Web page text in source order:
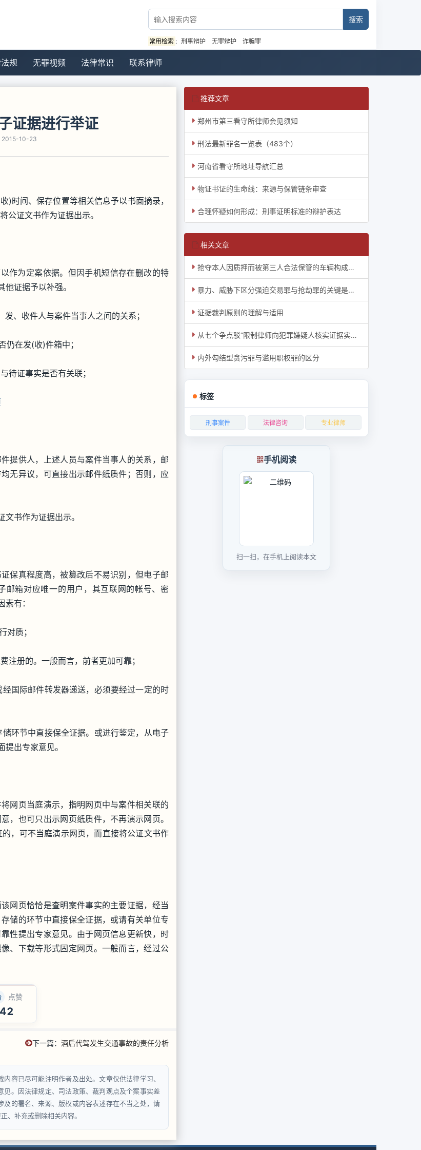
常用检索 : 刑事辩护 无罪辩护 诈骗罪
规 无罪视频 法律常识 联系律师
证据进行举证
2015-10-23
时间、保存位置等相关信息予以书面摘录，
公证文书作为证据出示。
作为定案依据。但因手机短信存在删改的特
证据予以补强。
、收件人与案件当事人之间的关系；
在发(收)件箱中；
待证事实是否有关联；
提供人，上述人员与案件当事人的关系，邮
无异议，可直接出示邮件纸质件；否则，应
书作为证据出示。
保真程度高，被篡改后不易识别，但电子邮
邮箱对应唯一的用户，其互联网的帐号、密
有：
对质；
注册的。一般而言，前者更加可靠；
国际邮件转发器递送，必须要经过一定的时
环节中直接保全证据。或进行鉴定，从电子
出专家意见。
网页当庭演示，指明网页中与案件相关联的
，也可只出示网页纸质件，不再演示网页。
，可不当庭演示网页，而直接将公证文书作
网页恰恰是查明案件事实的主要证据，经当
储的环节中直接保全证据，或请有关单位专
性提出专家意见。由于网页信息更新快，时
、下载等形式固定网页。一般而言，经过公
点赞
42
下一篇： 酒后代驾发生交通事故的责任分析
容已尽可能注明作者及出处。文章仅供法律学习、
。因法律规定、司法政策、裁判观点及个案事实差
的署名、来源、版权或内容表述存在不当之处，请
、补充或删除相关内容。
推荐文章
郑州市第三看守所律师会见须知
刑法最新罪名一览表（483个）
河南省看守所地址导航汇总
物证书证的生命线：来源与保管链条审查
合理怀疑如何形成：刑事证明标准的辩护表达
相关文章
抢夺本人因质押而被第三人合法保管的车辆构成抢夺罪
暴力、威胁下区分强迫交易罪与抢劫罪的关键是什么？
证据裁判原则的理解与适用
从七个争点驳“限制律师向犯罪嫌疑人核实证据实务分析”一文
内外勾结型贪污罪与滥用职权罪的区分
标签
刑事案件 法律咨询 专业律师
手机阅读
扫一扫，在手机上阅读本文